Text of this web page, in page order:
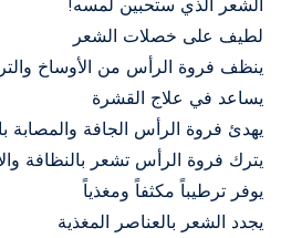
لطيف على خصلات الشعر
ينظف فروة الرأس من الأوساخ
يساعد في علاج القشرة
يهدئ فروة الرأس الجافة والمصابة
يترك فروة الرأس تشعر بالنظافة
يوفر ترطيباً مكثفاً ومغذياً
يجدد الشعر بالعناصر المغذية